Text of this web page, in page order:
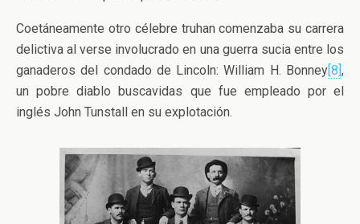
Coetáneamente otro célebre truhan comenzaba su carrera
delictiva al verse involucrado en una guerra sucia entre los
ganaderos del condado de Lincoln: William H. Bonney [8] ,
un pobre diablo buscavidas que fue empleado por el
inglés John Tunstall en su explotación.